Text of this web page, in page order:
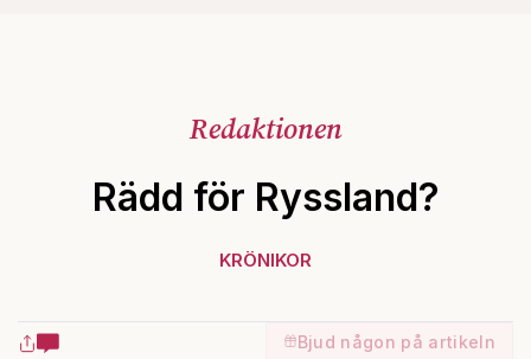
Redaktionen
Rädd för Ryssland?
KRÖNIKOR
Bjud någon på artikeln